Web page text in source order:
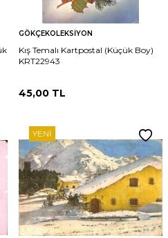
GÖKÇEKOLEKSIYON
Kış Temalı Kartpostal (Küçük Boy)
KRT22943
45,00 TL
YENI